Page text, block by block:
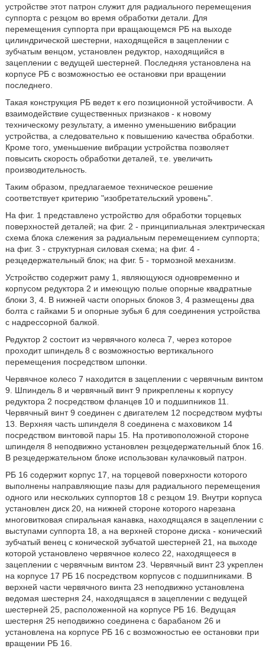
устройстве этот патрон служит для радиального перемещения
суппорта с резцом во время обработки детали. Для
перемещения суппорта при вращающемся РБ на выходе
цилиндрической шестерни, находящейся в зацеплении с
зубчатым венцом, установлен редуктор, находящийся в
зацеплении с ведущей шестерней. Последняя установлена на
корпусе РБ с возможностью ее остановки при вращении
последнего.
Такая конструкция РБ ведет к его позиционной устойчивости. А
взаимодействие существенных признаков - к новому
техническому результату, а именно уменьшению вибрации
устройства, а следовательно к повышению качества обработки.
Кроме того, уменьшение вибрации устройства позволяет
повысить скорость обработки деталей, т.е. увеличить
производительность.
Таким образом, предлагаемое техническое решение
соответствует критерию "изобретательский уровень".
На фиг. 1 представлено устройство для обработки торцевых
поверхностей деталей; на фиг. 2 - принципиальная электрическая
схема блока слежения за радиальным перемещением суппорта;
на фиг. 3 - структурная силовая схема; на фиг. 4 -
резцедержательный блок; на фиг. 5 - тормозной механизм.
Устройство содержит раму 1, являющуюся одновременно и
корпусом редуктора 2 и имеющую полые опорные квадратные
блоки 3, 4. В нижней части опорных блоков 3, 4 размещены два
болта с гайками 5 и опорные зубья 6 для соединения устройства
с надрессорной балкой.
Редуктор 2 состоит из червячного колеса 7, через которое
проходит шпиндель 8 с возможностью вертикального
перемещения посредством шпонки.
Червячное колесо 7 находится в зацеплении с червячным винтом
9. Шпиндель 8 и червячный винт 9 прикреплены к корпусу
редуктора 2 посредством фланцев 10 и подшипников 11.
Червячный винт 9 соединен с двигателем 12 посредством муфты
13. Верхняя часть шпинделя 8 соединена с маховиком 14
посредством винтовой пары 15. На противоположной стороне
шпинделя 8 неподвижно установлен резцедержательный блок 16.
В резцедержательном блоке использован кулачковый патрон.
РБ 16 содержит корпус 17, на торцевой поверхности которого
выполнены направляющие пазы для радиального перемещения
одного или нескольких суппортов 18 с резцом 19. Внутри корпуса
установлен диск 20, на нижней стороне которого нарезана
многовитковая спиральная канавка, находящаяся в зацеплении с
выступами суппорта 18, а на верхней стороне диска - конический
зубчатый венец с конической зубчатой шестерней 21, на выходе
которой установлено червячное колесо 22, находящееся в
зацеплении с червячным винтом 23. Червячный винт 23 укреплен
на корпусе 17 РБ 16 посредством корпусов с подшипниками. В
верхней части червячного винта 23 неподвижно установлена
ведомая шестерня 24, находящаяся в зацеплении с ведущей
шестерней 25, расположенной на корпусе РБ 16. Ведущая
шестерня 25 неподвижно соединена с барабаном 26 и
установлена на корпусе РБ 16 с возможностью ее остановки при
вращении РБ 16.